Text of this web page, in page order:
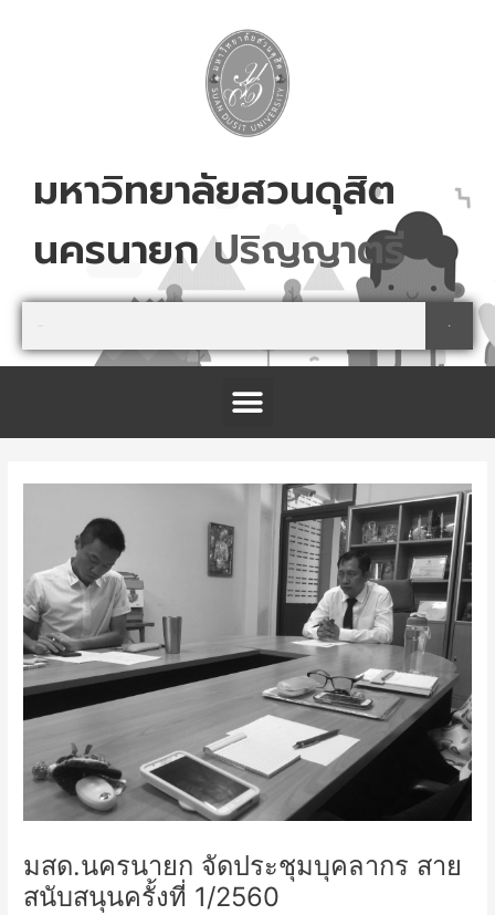
มหาวิทยาลัยสวนดุสิต
นครนายก ปรญญาตร
Menu
มสด.นครนายก จัดประชุมบุคลากร สาย
สนับสนุนครั้งที่ 1/2560